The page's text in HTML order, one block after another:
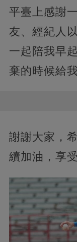
平臺上感謝
友、經紀人
一起陪我早
棄的時候給
謝謝大家，
續加油，享